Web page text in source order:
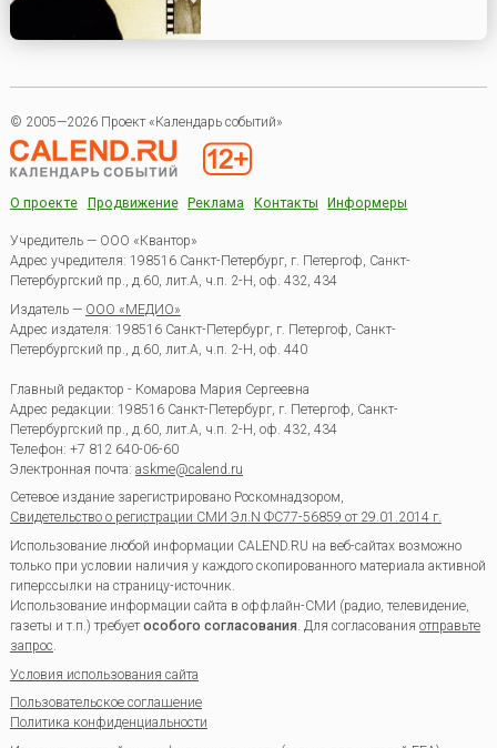
© 2005—2026 Проект «Календарь событий»
О проекте Продвижение Реклама Контакты Информеры
Учредитель — ООО «Квантор»
Адрес учредителя: 198516 Санкт-Петербург, г. Петергоф, Санкт-
Петербургский пр., д.60, лит.А, ч.п. 2-Н, оф. 432, 434
Издатель — ООО «МЕДИО»
Адрес издателя: 198516 Санкт-Петербург, г. Петергоф, Санкт-
Петербургский пр., д.60, лит.А, ч.п. 2-Н, оф. 440
Главный редактор - Комарова Мария Сергеевна
Адрес редакции: 198516 Санкт-Петербург, г. Петергоф Санкт-
Петербургский пр., д.60, лит.А, ч.п. 2-Н, оф. 432, 434
Телефон: +7 812 640-06-60
Электронная почта: askme@calend.ru
Сетевое издание зарегистрировано Роскомнадзором,
Свидетельство о регистрации СМИ Эл.N ФС77-56859 от 29.01.2014 г.
Использование любой информации CALEND.RU на веб-сайтах возможно
только при условии наличия у каждого скопированного материала активной
гиперссылки на страницу-источник.
Использование информации сайта в оффлайн-СМИ (радио, телевидение,
газеты и т.п.) требуетособого согласования. Для согласования отправьте
запрос.
Условия использования сайта
Пользовательское соглашение
Политика конфиденциальности